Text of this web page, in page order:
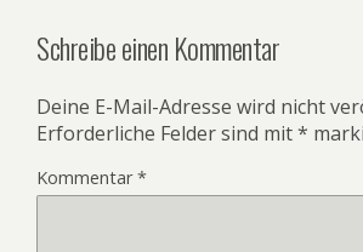
Schreibe einen Kommentar
Deine E-Mail-Adresse wird nicht
Erforderliche Felder sind mit*
Kommentar*